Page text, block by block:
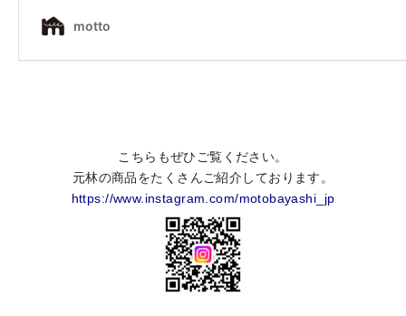
こちらもぜひご覧ください。
元林の商品をたくさんご紹介しております。
https://www.instagram.com/motobayashi_jp